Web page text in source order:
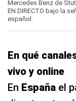
EnEspañael
directo a
Argentina y
podrá ver por
Méxicoa